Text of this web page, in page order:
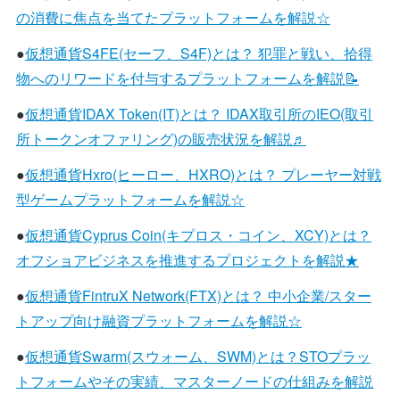
の消費に焦点を当てたプラットフォームを解説☆
●仮想通貨S4FE(セーフ、S4F)とは？ 犯罪と戦い、拾得
物へのリワードを付与するプラットフォームを解説📝
●仮想通貨IDAX Token(IT)とは？ IDAX取引所のIEO(取引
所トークンオファリング)の販売状況を解説♬
●仮想通貨Hxro(ヒーロー、HXRO)とは？ プレーヤー対戦
型ゲームプラットフォームを解説☆
●仮想通貨Cyprus Coin(キプロス・コイン、XCY)とは？
オフショアビジネスを推進するプロジェクトを解説★
●仮想通貨FintruX Network(FTX)とは？ 中小企業/スター
トアップ向け融資プラットフォームを解説☆
●仮想通貨Swarm(スウォーム、SWM)とは？STOプラッ
トフォームやその実績、マスターノードの仕組みを解説